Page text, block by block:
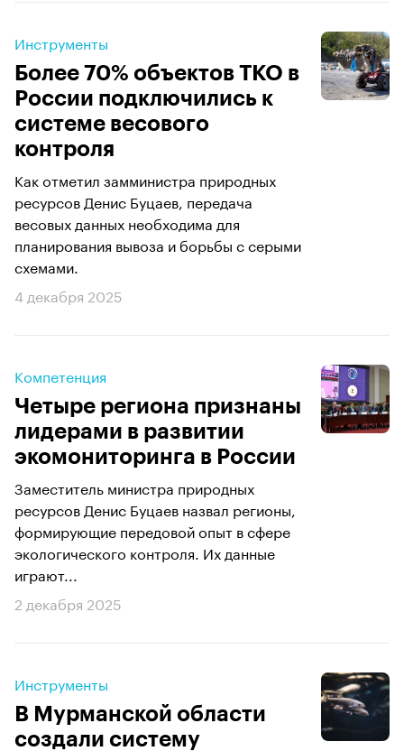
Инструменты
Более 70% объектов ТКО в
России подключились к
системе весового
контроля
Как отметил замминистра природных
ресурсов Денис Буцаев, передача
весовых данных необходима для
планирования вывоза и борьбы с серыми
схемами.
4 декабря 2025
Компетенция
Четыре региона признаны
лидерами в развитии
экомониторинга в России
Заместитель министра природных
ресурсов Денис Буцаев назвал регионы,
формирующие передовой опыт в сфере
экологического контроля. Их данные
играют...
2 декабря 2025
Инструменты
В Мурманской области
создали систему